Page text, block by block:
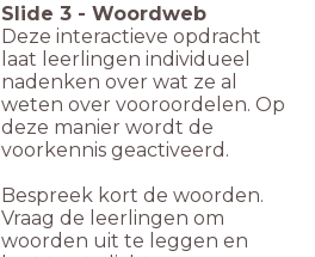
Slide 3 - Woordweb
Deze interactieve opdracht
laat leerlingen individueel
nadenken over wat ze al
weten over vooroordelen. Op
deze manier wordt de
voorkennis geactiveerd.
Bespreek kort de woorden.
Vraag de leerlingen om
woorden uit te leggen en